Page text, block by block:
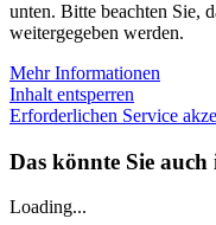
unten. Bitte beachten Sie,
weitergegeben werden.
Mehr Informationen
Inhalt entsperren
Erforderlichen Service
Das könnte Sie auch
Loading...